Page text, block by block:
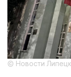
© Новости